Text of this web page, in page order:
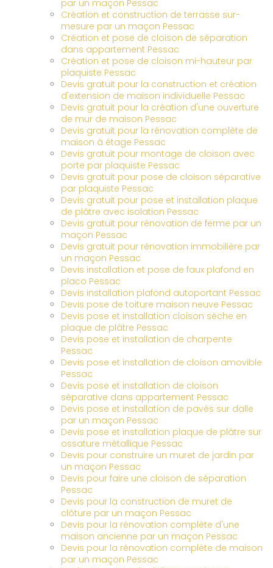
par un maçon Pessac
Création et construction de terrasse sur-
mesure par un maçon Pessac
Création et pose de cloison de séparation
dans appartement Pessac
Création et pose de cloison mi-hauteur par
plaquiste Pessac
Devis gratuit pour la construction et création
d'extension de maison individuelle Pessac
Devis gratuit pour la création d'une ouverture
de mur de maison Pessac
Devis gratuit pour la rénovation complète de
maison à étage Pessac
Devis gratuit pour montage de cloison avec
porte par plaquiste Pessac
Devis gratuit pour pose de cloison séparative
par plaquiste Pessac
Devis gratuit pour pose et installation plaque
de plâtre avec isolation Pessac
Devis gratuit pour rénovation de ferme par un
maçon Pessac
Devis gratuit pour rénovation immobilière par
un maçon Pessac
Devis installation et pose de faux plafond en
placo Pessac
Devis installation plafond autoportant Pessac
Devis pose de toiture maison neuve Pessac
Devis pose et installation cloison sèche en
plaque de plâtre Pessac
Devis pose et installation de charpente
Pessac
Devis pose et installation de cloison amovible
Pessac
Devis pose et installation de cloison
séparative dans appartement Pessac
Devis pose et installation de pavés sur dalle
par un maçon Pessac
Devis pose et installation plaque de plâtre sur
ossature métallique Pessac
Devis pour construire un muret de jardin par
un maçon Pessac
Devis pour faire une cloison de séparation
Pessac
Devis pour la construction de muret de
clôture par un maçon Pessac
Devis pour la rénovation complète d'une
maison ancienne par un maçon Pessac
Devis pour la rénovation complète de maison
par un maçon Pessac